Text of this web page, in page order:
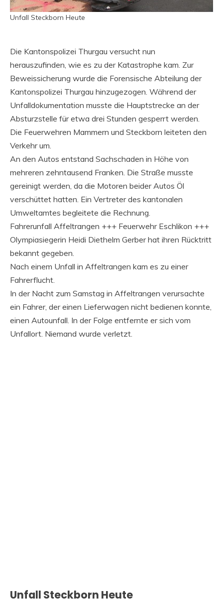
Unfall Steckborn Heute
Die Kantonspolizei Thurgau versucht nun
herauszufinden, wie es zu der Katastrophe kam. Zur
Beweissicherung wurde die Forensische Abteilung der
Kantonspolizei Thurgau hinzugezogen. Während der
Unfalldokumentation musste die Hauptstrecke an der
Absturzstelle für etwa drei Stunden gesperrt werden.
Die Feuerwehren Mammern und Steckborn leiteten den
Verkehr um.
An den Autos entstand Sachschaden in Höhe von
mehreren zehntausend Franken. Die Straße musste
gereinigt werden, da die Motoren beider Autos Öl
verschüttet hatten. Ein Vertreter des kantonalen
Umweltamtes begleitete die Rechnung.
Fahrerunfall Affeltrangen +++ Feuerwehr Eschlikon +++
Olympiasiegerin Heidi Diethelm Gerber hat ihren Rücktritt
bekannt gegeben.
Nach einem Unfall in Affeltrangen kam es zu einer
Fahrerflucht.
In der Nacht zum Samstag in Affeltrangen verursachte
ein Fahrer, der einen Lieferwagen nicht bedienen konnte,
einen Autounfall. In der Folge entfernte er sich vom
Unfallort. Niemand wurde verletzt.
Unfall Steckborn Heute